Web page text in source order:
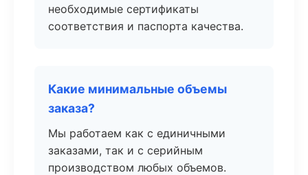
необходимые сертификаты
соответствия и паспорта качества.
Какие минимальные объемы
заказа?
Мы работаем как с единичными
заказами, так и с серийным
производством любых объемов.